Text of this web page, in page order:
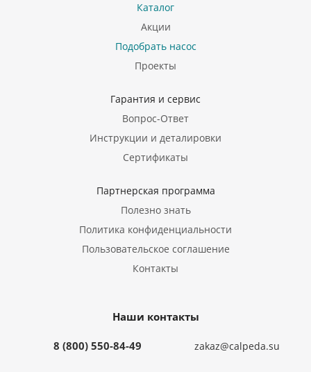
Каталог
Акции
Подобрать насос
Проекты
Гарантия и сервис
Вопрос-Ответ
Инструкции и деталировки
Сертификаты
Партнерская программа
Полезно знать
Политика конфиденциальности
Пользовательское соглашение
Контакты
Наши контакты
8 (800) 550-84-49 zakaz@calpeda.su